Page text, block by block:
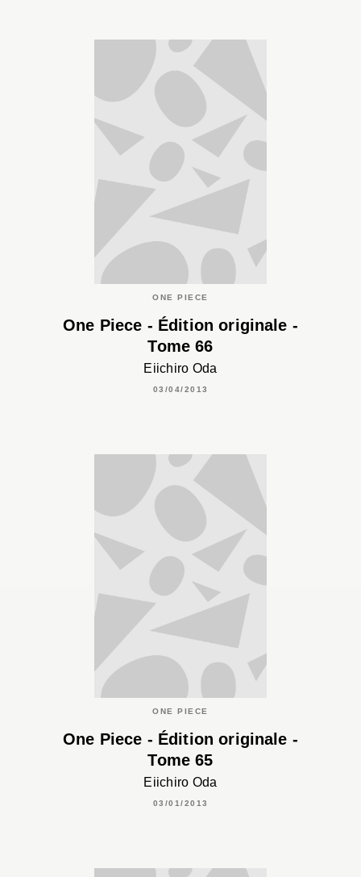
ONE PIECE
One Piece - Édition originale -
Tome 66
Eiichiro Oda
03/04/2013
ONE PIECE
One Piece - Édition originale -
Tome 65
Eiichiro Oda
03/01/2013